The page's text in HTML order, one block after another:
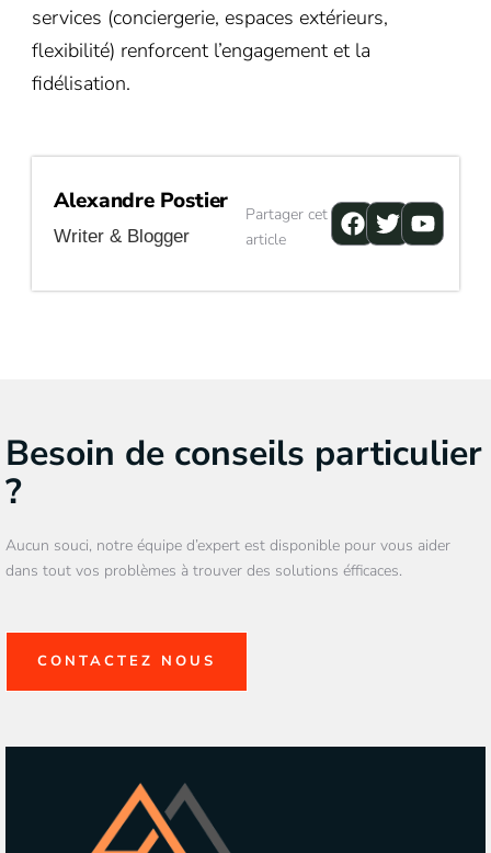
services (conciergerie, espaces extérieurs,
flexibilité) renforcent l’engagement et la
fidélisation.
Alexandre Postier
Writer & Blogger
Partager cet
article
Facebook
Twitter
Besoin de conseils particulier
?
Aucun souci, notre équipe d’expert est disponible pour vous aider
dans tout vos problèmes à trouver des solutions éfficaces.
CONTACTEZ NOUS